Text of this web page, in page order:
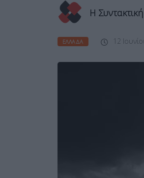
Η
ΕΛΛΆΔΑ 12